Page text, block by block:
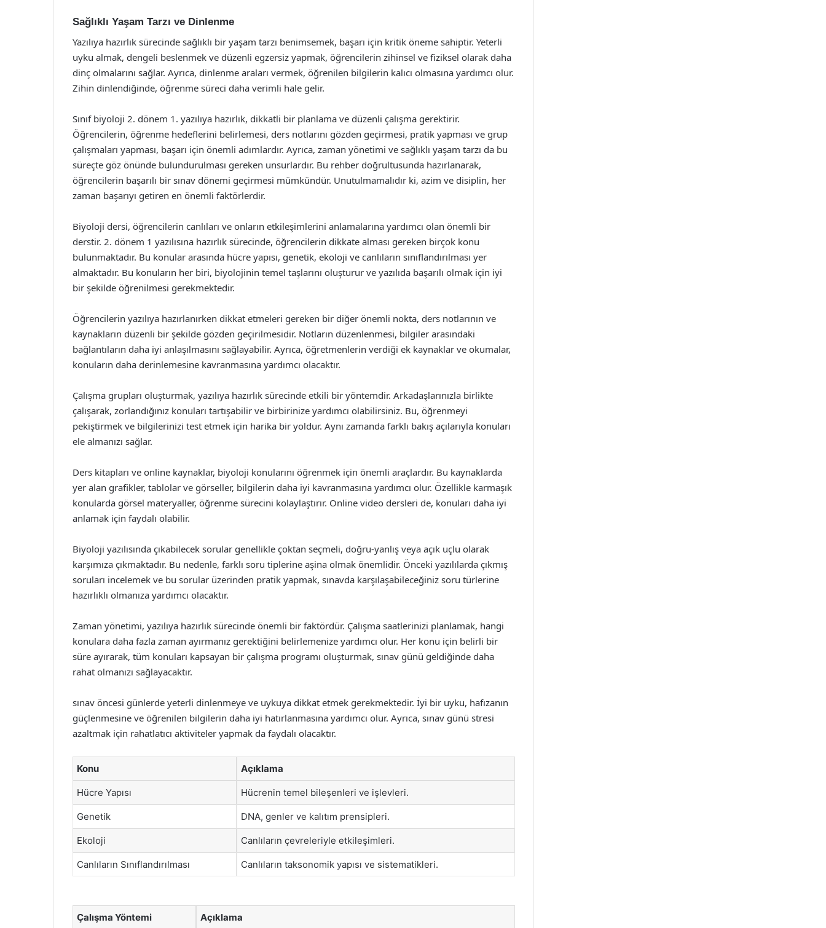
Sağlıklı Yaşam Tarzı ve Dinlenme
Yazılıya hazırlık sürecinde sağlıklı bir yaşam tarzı benimsemek, başarı için kritik öneme sahiptir. Yeterli
uyku almak, dengeli beslenmek ve düzenli egzersiz yapmak, öğrencilerin zihinsel ve fiziksel olarak daha
dinç olmalarını sağlar. Ayrıca, dinlenme araları vermek, öğrenilen bilgilerin kalıcı olmasına yardımcı olur.
Zihin dinlendiğinde, öğrenme süreci daha verimli hale gelir.
Sınıf biyoloji 2. dönem 1. yazılıya hazırlık, dikkatli bir planlama ve düzenli çalışma gerektirir.
Öğrencilerin, öğrenme hedeflerini belirlemesi, ders notlarını gözden geçirmesi, pratik yapması ve grup
çalışmaları yapması, başarı için önemli adımlardır. Ayrıca, zaman yönetimi ve sağlıklı yaşam tarzı da bu
süreçte göz önünde bulundurulması gereken unsurlardır. Bu rehber doğrultusunda hazırlanarak,
öğrencilerin başarılı bir sınav dönemi geçirmesi mümkündür. Unutulmamalıdır ki, azim ve disiplin, her
zaman başarıyı getiren en önemli faktörlerdir.
Biyoloji dersi, öğrencilerin canlıları ve onların etkileşimlerini anlamalarına yardımcı olan önemli bir
derstir. 2. dönem 1 yazılısına hazırlık sürecinde, öğrencilerin dikkate alması gereken birçok konu
bulunmaktadır. Bu konular arasında hücre yapısı, genetik, ekoloji ve canlıların sınıflandırılması yer
almaktadır. Bu konuların her biri, biyolojinin temel taşlarını oluşturur ve yazılıda başarılı olmak için iyi
bir şekilde öğrenilmesi gerekmektedir.
Öğrencilerin yazılıya hazırlanırken dikkat etmeleri gereken bir diğer önemli nokta, ders notlarının ve
kaynakların düzenli bir şekilde gözden geçirilmesidir. Notların düzenlenmesi, bilgiler arasındaki
bağlantıların daha iyi anlaşılmasını sağlayabilir. Ayrıca, öğretmenlerin verdiği ek kaynaklar ve okumalar,
konuların daha derinlemesine kavranmasına yardımcı olacaktır.
Çalışma grupları oluşturmak, yazılıya hazırlık sürecinde etkili bir yöntemdir. Arkadaşlarınızla birlikte
çalışarak, zorlandığınız konuları tartışabilir ve birbirinize yardımcı olabilirsiniz. Bu, öğrenmeyi
pekiştirmek ve bilgilerinizi test etmek için harika bir yoldur. Aynı zamanda farklı bakış açılarıyla konuları
ele almanızı sağlar.
Ders kitapları ve online kaynaklar, biyoloji konularını öğrenmek için önemli araçlardır. Bu kaynaklarda
yer alan grafikler, tablolar ve görseller, bilgilerin daha iyi kavranmasına yardımcı olur. Özellikle karmaşık
konularda görsel materyaller, öğrenme sürecini kolaylaştırır. Online video dersleri de, konuları daha iyi
anlamak için faydalı olabilir.
Biyoloji yazılısında çıkabilecek sorular genellikle çoktan seçmeli, doğru-yanlış veya açık uçlu olarak
karşımıza çıkmaktadır. Bu nedenle, farklı soru tiplerine aşina olmak önemlidir. Önceki yazılılarda çıkmış
soruları incelemek ve bu sorular üzerinden pratik yapmak, sınavda karşılaşabileceğiniz soru türlerine
hazırlıklı olmanıza yardımcı olacaktır.
Zaman yönetimi, yazılıya hazırlık sürecinde önemli bir faktördür. Çalışma saatlerinizi planlamak, hangi
konulara daha fazla zaman ayırmanız gerektiğini belirlemenize yardımcı olur. Her konu için belirli bir
süre ayırarak, tüm konuları kapsayan bir çalışma programı oluşturmak, sınav günü geldiğinde daha
rahat olmanızı sağlayacaktır.
sınav öncesi günlerde yeterli dinlenmeye ve uykuya dikkat etmek gerekmektedir. İyi bir uyku, hafızanın
güçlenmesine ve öğrenilen bilgilerin daha iyi hatırlanmasına yardımcı olur. Ayrıca, sınav günü stresi
azaltmak için rahatlatıcı aktiviteler yapmak da faydalı olacaktır.
Konu Açıklama
Hücre Yapısı Hücrenin temel bileşenleri ve işlevleri.
Genetik DNA, genler ve kalıtım prensipleri.
Ekoloji Canlıların çevreleriyle etkileşimleri.
Canlıların Sınıflandırılması Canlıların taksonomik yapısı ve sistematikleri.
Çalışma Yöntemi Açıklama